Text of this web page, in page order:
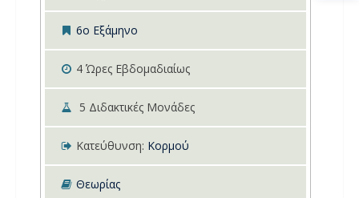
6ο Εξάμηνο
4 Ώρες Εβδομαδιαίως
5 Διδακτικές Μονάδες
Κατεύθυνση: Κορμού
Θεωρίας